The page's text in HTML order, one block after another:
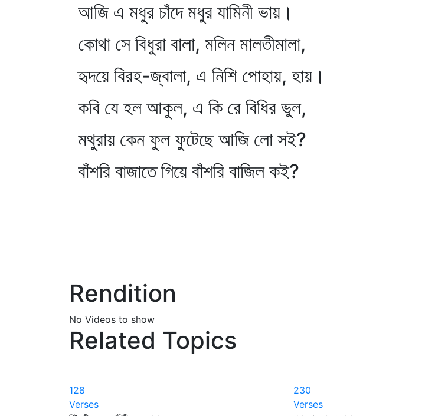
আজি এ মধুর চাঁদে মধুর যামিনী ভায়।
কোথা সে বিধুরা বালা, মলিন মালতীমালা,
হৃদয়ে বিরহ-জ্বালা, এ নিশি পোহায়, হায়।
কবি যে হল আকুল, এ কি রে বিধির ভুল,
মথুরায় কেন ফুল ফুটেছে আজি লো সই?
বাঁশরি বাজাতে গিয়ে বাঁশরি বাজিল কই?
Rendition
No Videos to show
Related Topics
128
Verses
230
Verses